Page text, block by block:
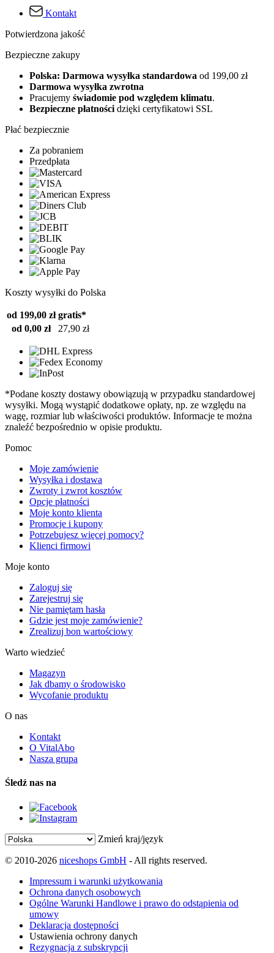
Kontakt
Potwierdzona jakość
Bezpieczne zakupy
Polska: Darmowa wysyłka standardowa od 199,00 zł
Darmowa wysyłka zwrotna
Pracujemy świadomie pod względem klimatu.
Bezpieczne płatności dzięki certyfikatowi SSL
Płać bezpiecznie
Za pobraniem
Przedpłata
Koszty wysyłki do Polska
od 199,00 zł gratis*
od 0,00 zł
27,90 zł
*Podane koszty dostawy obowiązują w przypadku standardowej
wysyłki. Mogą wystąpić dodatkowe opłaty, np. ze względu na
wagę, rozmiar lub właściwości produktów. Informacje te można
znaleźć bezpośrednio w opisie produktu.
Pomoc
Moje zamówienie
Wysyłka i dostawa
Zwroty i zwrot kosztów
Opcje płatności
Moje konto klienta
Promocje i kupony
Potrzebujesz więcej pomocy?
Klienci firmowi
Moje konto
Zaloguj się
Zarejestruj się
Nie pamiętam hasła
Gdzie jest moje zamówienie?
Zrealizuj bon wartościowy
Warto wiedzieć
Magazyn
Jak dbamy o środowisko
Wycofanie produktu
O nas
Kontakt
O VitalAbo
Nasza grupa
Śledź nas na
Zmień kraj/język
© 2010-2026 niceshops GmbH - All rights reserved.
Impressum i warunki użytkowania
Ochrona danych osobowych
Ogólne Warunki Handlowe i prawo do odstąpienia od
umowy
Deklaracja dostępności
Ustawienia ochrony danych
Rezygnacja z subskrypcji